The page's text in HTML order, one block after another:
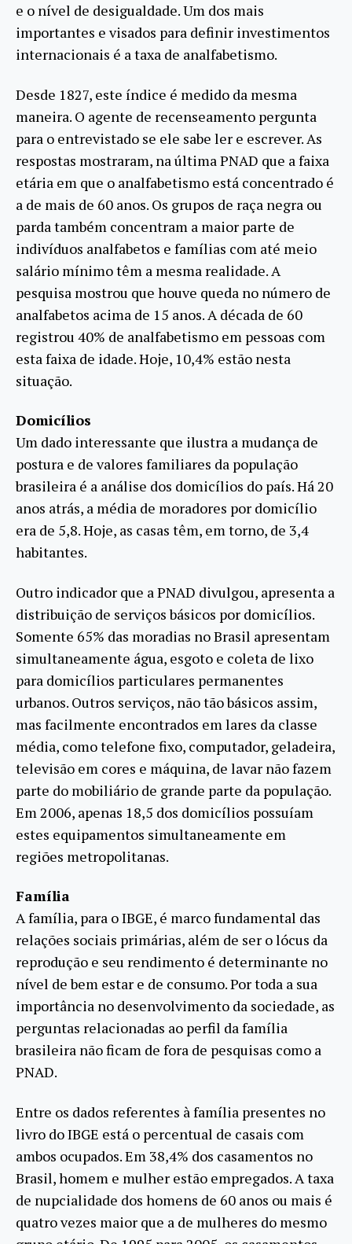
e o nível de desigualdade. Um dos mais
importantes e visados para definir investimentos
internacionais é a taxa de analfabetismo.
Desde 1827, este índice é medido da mesma
maneira. O agente de recenseamento pergunta
para o entrevistado se ele sabe ler e escrever. As
respostas mostraram, na última PNAD que a faixa
etária em que o analfabetismo está concentrado é
a de mais de 60 anos. Os grupos de raça negra ou
parda também concentram a maior parte de
indivíduos analfabetos e famílias com até meio
salário mínimo têm a mesma realidade. A
pesquisa mostrou que houve queda no número de
analfabetos acima de 15 anos. A década de 60
registrou 40% de analfabetismo em pessoas com
esta faixa de idade. Hoje, 10,4% estão nesta
situação.
Domicílios
Um dado interessante que ilustra a mudança de
postura e de valores familiares da população
brasileira é a análise dos domicílios do país. Há 20
anos atrás, a média de moradores por domicílio
era de 5,8. Hoje, as casas têm, em torno, de 3,4
habitantes.
Outro indicador que a PNAD divulgou, apresenta a
distribuição de serviços básicos por domicílios.
Somente 65% das moradias no Brasil apresentam
simultaneamente água, esgoto e coleta de lixo
para domicílios particulares permanentes
urbanos. Outros serviços, não tão básicos assim,
mas facilmente encontrados em lares da classe
média, como telefone fixo, computador, geladeira,
televisão em cores e máquina, de lavar não fazem
parte do mobiliário de grande parte da população.
Em 2006, apenas 18,5 dos domicílios possuíam
estes equipamentos simultaneamente em
regiões metropolitanas.
Família
A família, para o IBGE, é marco fundamental das
relações sociais primárias, além de ser o lócus da
reprodução e seu rendimento é determinante no
nível de bem estar e de consumo. Por toda a sua
importância no desenvolvimento da sociedade, as
perguntas relacionadas ao perfil da família
brasileira não ficam de fora de pesquisas como a
PNAD.
Entre os dados referentes à família presentes no
livro do IBGE está o percentual de casais com
ambos ocupados. Em 38,4% dos casamentos no
Brasil, homem e mulher estão empregados. A taxa
de nupcialidade dos homens de 60 anos ou mais é
quatro vezes maior que a de mulheres do mesmo